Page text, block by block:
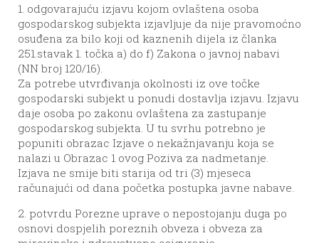
1. odgovarajuću izjavu kojom ovlaštena osoba
gospodarskog subjekta izjavljuje da nije pravomoćno
osuđena za bilo koji od kaznenih dijela iz članka
251.stavak 1. točka a) do f) Zakona o javnoj nabavi
(NN broj 120/16).
Za potrebe utvrđivanja okolnosti iz ove točke
gospodarski subjekt u ponudi dostavlja izjavu. Izjavu
daje osoba po zakonu ovlaštena za zastupanje
gospodarskog subjekta. U tu svrhu potrebno je
popuniti obrazac Izjave o nekažnjavanju koja se
nalazi u Obrazac 1 ovog Poziva za nadmetanje.
Izjava ne smije biti starija od tri (3) mjeseca
računajući od dana početka postupka javne nabave.
2. potvrdu Porezne uprave o nepostojanju duga po
osnovi dospjelih poreznih obveza i obveza za